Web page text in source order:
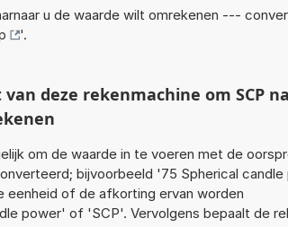
u de waarde wilt omrekenen ---
'.
deze rekenmachine om SCP
om de waarde in te voeren met de
bijvoorbeeld '75 Spherical candle
eenheid of de afkorting ervan worden
power' of 'SCP'. Vervolgens bepaalt de